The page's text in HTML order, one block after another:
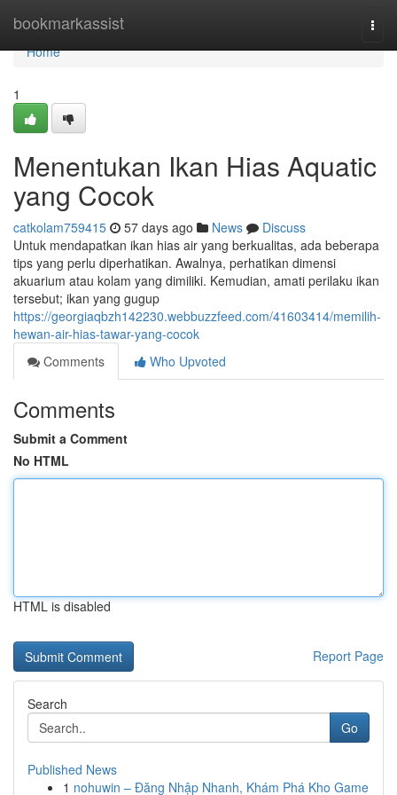
bookmarkassist
Home
Home
1
Menentukan Ikan Hias Aquatic
yang Cocok
catkolam759415 57 days ago News
Discuss
Untuk mendapatkan ikan hias air yang berkualitas, ada beberapa
tips yang perlu diperhatikan. Awalnya, perhatikan dimensi
akuarium atau kolam yang dimiliki. Kemudian, amati perilaku ikan
tersebut; ikan yang gugup
https://georgiaqbzh142230.webbuzzfeed.com/41603414/memilih-
hewan-air-hias-tawar-yang-cocok
Comments
Who Upvoted
Comments
Submit a Comment
No HTML
HTML is disabled
Report Page
Search
Go
Published News
1 nohuwin – Đăng Nhập Nhanh, Khám Phá Kho Game